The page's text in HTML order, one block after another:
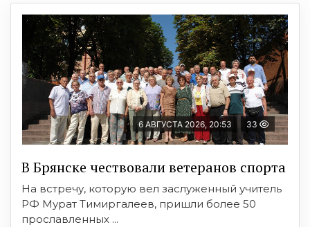
6 АВГУСТА 2026, 20:53 33
В Брянске чествовали ветеранов спорта
На встречу, которую вел заслуженный учитель
РФ Мурат Тимиргалеев, пришли более 50
прославленных ...